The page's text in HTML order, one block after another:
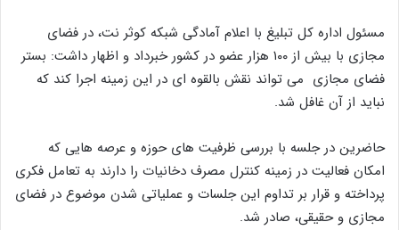
مسئول اداره کل تبلیغ با اعلام آمادگی شبکه کوثر نت، در فضای
مجازی با بیش از ۱۰۰ هزار عضو در کشور خبرداد و اظهار داشت: بستر
فضای مجازی می تواند نقش بالقوه ای در این زمینه اجرا کند که
نباید از آن غافل شد.
حاضرین در جلسه با بررسی ظرفیت های حوزه و عرصه هایی که
امکان فعالیت در زمینه کنترل مصرف دخانیات را دارند به تعامل فکری
پرداخته و قرار بر تداوم این جلسات و عملیاتی شدن موضوع در فضای
مجازی و حقیقی، صادر شد.